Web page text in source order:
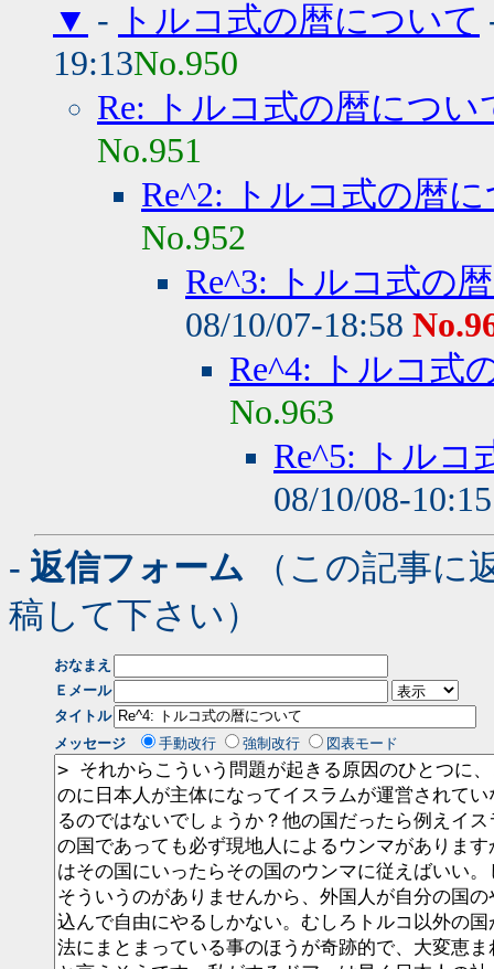
▼ - トルコ式の暦について
19:13No.950
Re: トルコ式の暦につい
No.951
Re^2: トルコ式の暦
No.952
Re^3: トルコ式の
08/10/07-18:58
Re^4: トルコ式
No.963
Re^5: トルコ
08/10/08-
- 返信フォーム （この記事に
稿して下さい）
おなまえ
Ｅメール
タイトル
メッセージ
手動改行 強制改行 図表モード